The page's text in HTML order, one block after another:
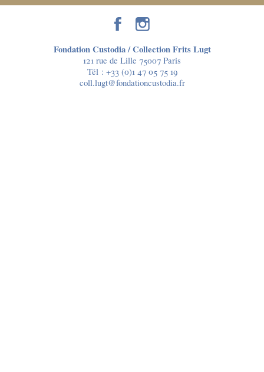
Fondation Custodia / Collection Frits Lugt
121 rue de Lille 75007 Paris
Tél : +33 (0)1 47 05 75 19
coll.lugt@fondationcustodia.fr